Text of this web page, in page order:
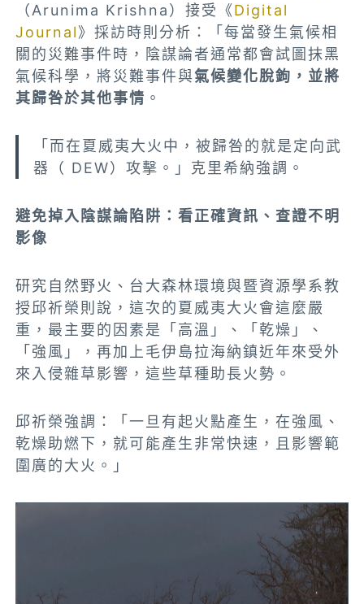
（Arunima Krishna）接受《Digital
Journal》採訪時則分析：「每當發生氣候相
關的災難事件時，陰謀論者通常都會試圖抹黑
氣候科學，將災難事件與氣候變化脫鉤，並將
其歸咎於其他事情 。
「而在夏威夷大火中，被歸咎的就是定向武
器（ DEW）攻擊。」克里希納強調。
避免掉入陰謀論陷阱：看正確資訊、查證不明
影像
研究自然野火、台大森林環境與暨資源學系教
授邱祈榮則說，這次的夏威夷大火會這麼嚴
重，最主要的因素是「高溫」、「乾燥」、
「強風」，再加上毛伊島拉海納鎮近年來受外
來入侵雜草影響，這些草種助長火勢。
邱祈榮強調：「一旦有起火點產生，在強風、
乾燥助燃下，就可能產生非常快速，且影響範
圍廣的大火。」